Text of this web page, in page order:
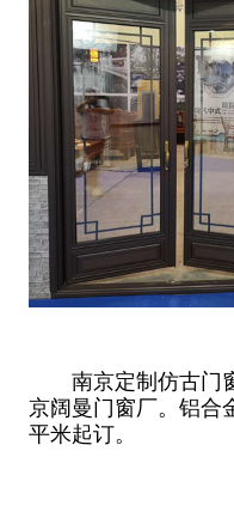
南京定制仿古门窗
京阔曼门窗厂。铝合
平米起订。